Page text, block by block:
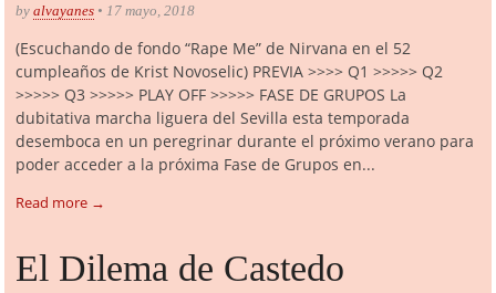
by alvayanes • 17 mayo, 2018
(Escuchando de fondo “Rape Me” de Nirvana en el 52
cumpleaños de Krist Novoselic) PREVIA >>>> Q1 >>>>> Q2
>>>>> Q3 >>>>> PLAY OFF >>>>> FASE DE GRUPOS La
dubitativa marcha liguera del Sevilla esta temporada
desemboca en un peregrinar durante el próximo verano para
poder acceder a la próxima Fase de Grupos en...
Read more →
El Dilema de Castedo